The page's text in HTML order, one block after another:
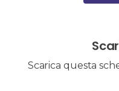
Scarica questa